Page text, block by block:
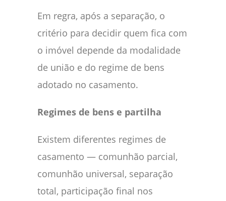
Em regra, após a separação, o
critério para decidir quem fica com
o imóvel depende da modalidade
de união e do regime de bens
adotado no casamento.
Regimes de bens e partilha
Existem diferentes regimes de
casamento — comunhão parcial,
comunhão universal, separação
total, participação final nos